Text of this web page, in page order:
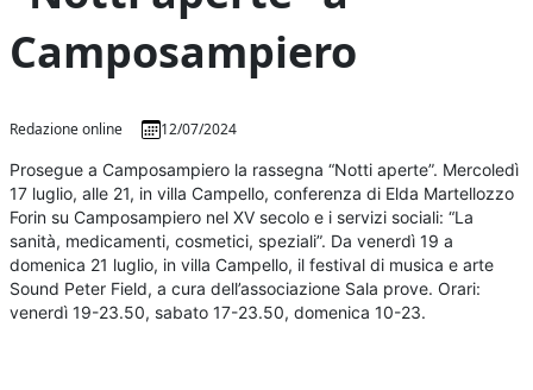
Camposampiero
Redazione online
12/07/2024
Prosegue a Camposampiero la rassegna “Notti aperte”. Mercoledì
17 luglio, alle 21, in villa Campello, conferenza di Elda Martellozzo
Forin su Camposampiero nel XV secolo e i servizi sociali: “La
sanità, medicamenti, cosmetici, speziali”. Da venerdì 19 a
domenica 21 luglio, in villa Campello, il festival di musica e arte
Sound Peter Field, a cura dell’associazione Sala prove. Orari:
venerdì 19-23.50, sabato 17-23.50, domenica 10-23.